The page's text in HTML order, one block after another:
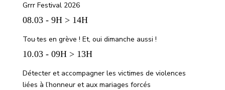
Grrr Festival 2026
08.03 - 9H > 14H
Tou·tes en grève ! Et, oui dimanche aussi !
10.03 - 09H > 13H
Détecter et accompagner les victimes de violences
liées à l’honneur et aux mariages forcés